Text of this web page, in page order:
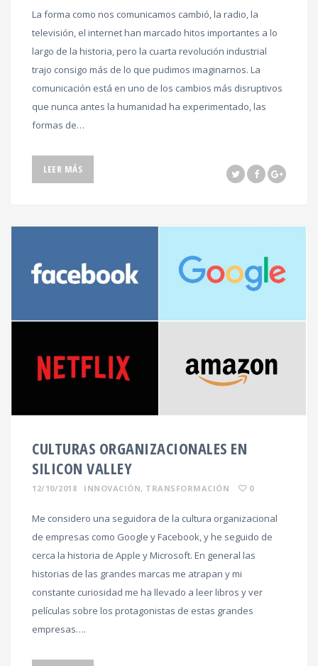
La forma como nos comunicamos cambió, la radio, la
televisión, el internet han marcado hitos importantes a lo
largo de la historia, pero la cuarta revolución industrial
trajo consigo más de lo que pudimos imaginarnos. La
comunicación está en uno de los cambios más disruptivos
que nunca antes la humanidad ha experimentado, las
formas de…
LEER MÁS
CULTURAS ORGANIZACIONALES EN
SILICON VALLEY
12/10/2018 INNOVACIÓN, TRANSFORMACIÓN 0
Me considero una seguidora de la cultura organizacional
de empresas como Google y Facebook, y he seguido de
cerca la historia de Apple y Microsoft. En general las
historias de las grandes marcas me atrapan y mi
constante curiosidad me ha llevado a leer libros y ver
películas sobre los protagonistas de estas grandes
empresas….